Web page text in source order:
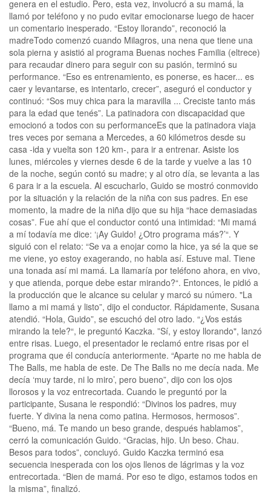
genera en el estudio. Pero, esta vez, involucró a su mamá, la
llamó por teléfono y no pudo evitar emocionarse luego de hacer
un comentario inesperado. “Estoy llorando”, reconoció la
madreTodo comenzó cuando Milagros, una nena que tiene una
sola pierna y asistió al programa Buenas noches Familia (eltrece)
para recaudar dinero para seguir con su pasión, terminó su
performance. “Eso es entrenamiento, es ponerse, es hacer... es
caer y levantarse, es intentarlo, crecer”, aseguró el conductor y
continuó: “Sos muy chica para la maravilla ... Creciste tanto más
para la edad que tenés”. La patinadora con discapacidad que
emocionó a todos con su performanceEs que la patinadora viaja
tres veces por semana a Mercedes, a 60 kilómetros desde su
casa -ida y vuelta son 120 km-, para ir a entrenar. Asiste los
lunes, miércoles y viernes desde 6 de la tarde y vuelve a las 10
de la noche, según contó su madre; y al otro día, se levanta a las
6 para ir a la escuela. Al escucharlo, Guido se mostró conmovido
por la situación y la relación de la niña con sus padres. En ese
momento, la madre de la niña dijo que su hija “hace demasiadas
cosas”. Fue ahí que el conductor contó una intimidad: “Mi mamá
a mí todavía me dice: ‘¡Ay Guido! ¿Otro programa más?’“. Y
siguió con el relato: “Se va a enojar como la hice, ya sé la que se
me viene, yo estoy exagerando, no habla así. Estuve mal. Tiene
una tonada así mi mamá. La llamaría por teléfono ahora, en vivo,
y que atienda, porque debe estar mirando?“. Entonces, le pidió a
la producción que le alcance su celular y marcó su número. "La
llamo a mi mamá y listo”, dijo el conductor. Rápidamente, Susana
atendió. “Hola, Guido”, se escuchó del otro lado. “¿Vos estás
mirando la tele?“, le preguntó Kaczka. ”Sí, y estoy llorando", lanzó
entre risas. Luego, el presentador le reclamó entre risas por el
programa que él conducía anteriormente. “Aparte no me habla de
The Balls, me habla de este. De The Balls no me decía nada. Me
decía ‘muy tarde, ni lo miro’, pero bueno”, dijo con los ojos
llorosos y la voz entrecortada. Cuando le preguntó por la
participante, Susana le respondió: “Divinos los padres, muy
fuerte. Y divina la nena como patina. Hermosos, hermosos”.
“Bueno, má. Te mando un beso grande, después hablamos”,
cerró la comunicación Guido. “Gracias, hijo. Un beso. Chau.
Besos para todos”, concluyó. Guido Kaczka terminó esa
secuencia inesperada con los ojos llenos de lágrimas y la voz
entrecortada. “Bien de mamá. Por eso te digo, estamos todos en
la misma”, finalizó.